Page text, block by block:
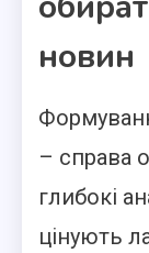
новин
– справа
глибокі
цінують